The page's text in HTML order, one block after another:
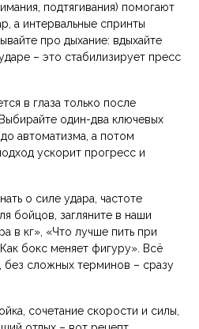
подтягивания) помогают
а интервальные спринты
про дыхание: вдыхайте
– это стабилизирует пресс
в глаза только после
один-два ключевых
автоматизма, а потом
ускорит прогресс и
о силе удара, частоте
бойцов, загляните в наши
в кг», «Что лучше пить при
бокс меняет фигуру». Всё
без сложных терминов – сразу
сочетание скорости и силы,